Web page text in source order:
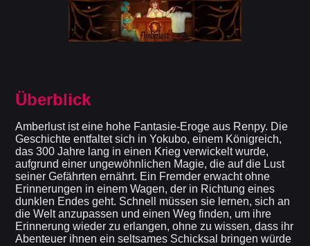
Überblick
Amberlust ist eine hohe Fantasie-Eroge aus Renpy. Die
Geschichte entfaltet sich in Yokubo, einem Königreich,
das 300 Jahre lang in einen Krieg verwickelt wurde,
aufgrund einer ungewöhnlichen Magie, die auf die Lust
seiner Gefährten ernährt. Ein Fremder erwacht ohne
Erinnerungen in einem Wagen, der in Richtung eines
dunklen Endes geht. Schnell müssen sie lernen, sich an
die Welt anzupassen und einen Weg finden, um ihre
Erinnerung wieder zu erlangen, ohne zu wissen, dass ihr
Abenteuer ihnen ein seltsames Schicksal bringen würde